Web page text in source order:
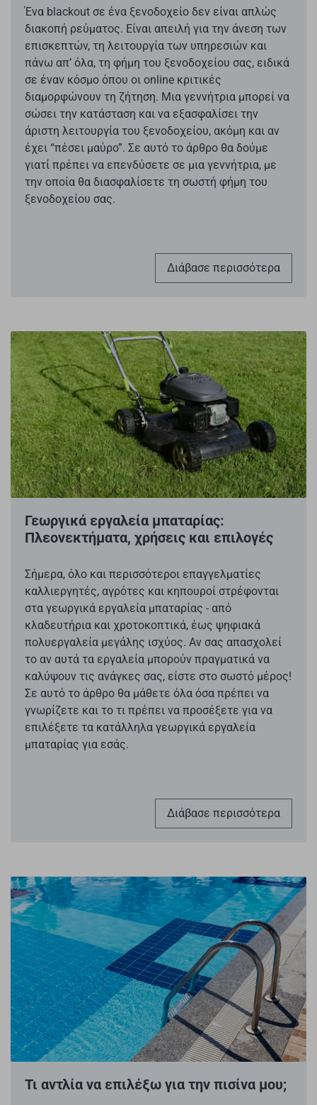
Ένα blackout σε ένα ξενοδοχείο δεν είναι απλώς
διακοπή ρεύματος. Είναι απειλή για την άνεση των
επισκεπτών, τη λειτουργία των υπηρεσιών και
πάνω απ’ όλα, τη φήμη του ξενοδοχείου σας, ειδικά
σε έναν κόσμο όπου οι online κριτικές
διαμορφώνουν τη ζήτηση. Μια γεννήτρια μπορεί να
σώσει την κατάσταση και να εξασφαλίσει την
άριστη λειτουργία του ξενοδοχείου, ακόμη και αν
έχει “πέσει μαύρο”. Σε αυτό το άρθρο θα δούμε
γιατί πρέπει να επενδύσετε σε μια γεννήτρια, με
την οποία θα διασφαλίσετε τη σωστή φήμη του
ξενοδοχείου σας.
Διάβασε περισσότερα
Γεωργικά εργαλεία μπαταρίας:
Πλεονεκτήματα, χρήσεις και επιλογές
Σήμερα, όλο και περισσότεροι επαγγελματίες
καλλιεργητές, αγρότες και κηπουροί στρέφονται
στα γεωργικά εργαλεία μπαταρίας - από
κλαδευτήρια και χροτοκοπτικά, έως ψηφιακά
πολυεργαλεία μεγάλης ισχύος. Αν σας απασχολεί
το αν αυτά τα εργαλεία μπορούν πραγματικά να
καλύψουν τις ανάγκες σας, είστε στο σωστό μέρος!
Σε αυτό το άρθρο θα μάθετε όλα όσα πρέπει να
γνωρίζετε και το τι πρέπει να προσέξετε για να
επιλέξετε τα κατάλληλα γεωργικά εργαλεία
μπαταρίας για εσάς.
Διάβασε περισσότερα
Τι αντλία να επιλέξω για την πισίνα μου;